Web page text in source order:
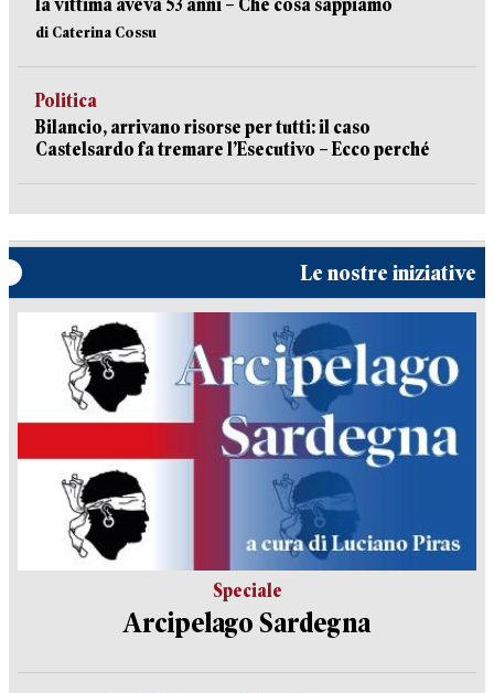
la vittima aveva 53 anni – Che cosa sappiamo
di Caterina Cossu
Politica
Bilancio, arrivano risorse per tutti: il caso
Castelsardo fa tremare l’Esecutivo – Ecco perché
Le nostre iniziative
Speciale
Arcipelago Sardegna